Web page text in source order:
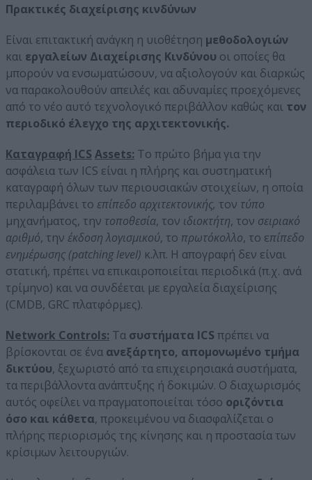
Πρακτικές διαχείρισης κινδύνων
Είναι επιτακτική ανάγκη η υιοθέτηση μεθοδολογιών
και εργαλείων Διαχείρισης Κινδύνου οι οποίες θα
μπορούν να ενσωματώσουν, να αξιολογούν και διαρκώς
να παρακολουθούν απειλές και αδυναμίες προεχόμενες
από το νέο αυτό τεχνολογικό περιβάλλον καθώς και τον
περιοδικό έλεγχο της αρχιτεκτονικής.
Καταγραφή ICS Assets: Το πρώτο βήμα για την
ασφάλεια των ICS είναι η πλήρης και συστηματική
καταγραφή όλων των περιουσιακών στοιχείων, η οποία
περιλαμβάνει το επίπεδο αρχιτεκτονικής, τον τύπο
μηχανήματος, την τοποθεσία, τον ιδιοκτήτη, τον σειριακό
αριθμό, την έκδοση λογισμικού, το πρωτόκολλο, το επίπεδο
ενημέρωσης (patching level) κ.λπ. Η απογραφή δεν είναι
στατική, πρέπει να επικαιροποιείται περιοδικά (π.χ. ανά
τρίμηνο) και να συνδέεται με εργαλεία διαχείρισης
(CMDB, GRC πλατφόρμες).
Network Controls: Τα συστήματα ICS πρέπει να
βρίσκονται σε ένα ανεξάρτητο, απομονωμένο τμήμα
δικτύου, ξεχωριστό από τα επιχειρησιακά συστήματα,
τα περιβάλλοντα ανάπτυξης ή δοκιμών. Ο διαχωρισμός
αυτός οφείλει να πραγματοποιείται τόσο οριζόντια
όσο και κάθετα, προκειμένου να διασφαλίζεται ο
πλήρης περιορισμός της κίνησης και η προστασία των
κρίσιμων λειτουργιών.